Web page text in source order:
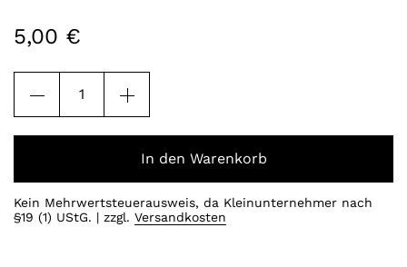
Kein Mehrwertsteuerausweis, da Kleinunternehmer nach
§19 (1) UStG.
zzgl. Versandkosten
5,00 €
"Künstlerfreunde.
August
Barlach"
Menge
In den Warenkorb